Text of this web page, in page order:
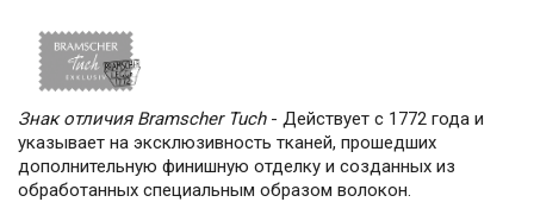
Знак отличия Bramscher Tuch- Действует с 1772 года и
указывает на эксклюзивность тканей, прошедших
дополнительную финишную отделку и созданных из
обработанных специальным образом волокон.